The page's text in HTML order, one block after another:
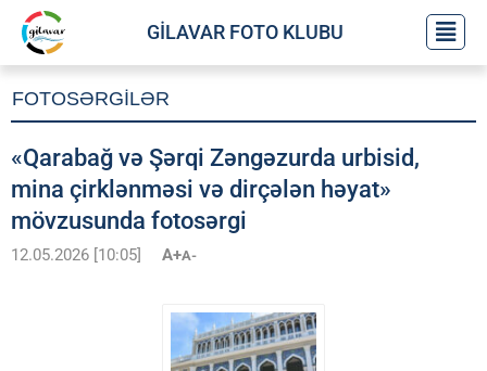
GİLAVAR FOTO KLUBU
FOTOSƏRGİLƏR
«Qarabağ və Şərqi Zəngəzurda urbisid,
mina çirklənməsi və dirçələn həyat»
mövzusunda fotosərgi
12.05.2026 [10:05] A+A-